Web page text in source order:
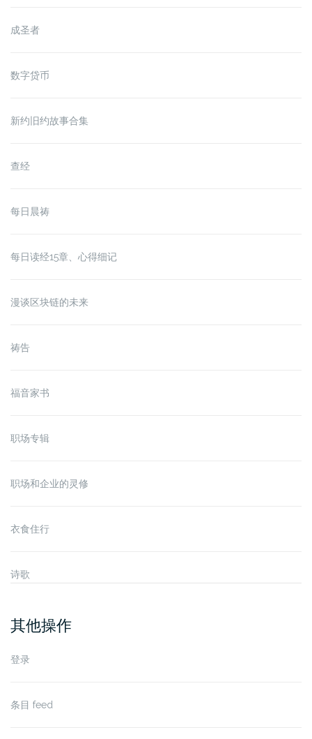
成圣者
数字贷币
新约旧约故事合集
查经
每日晨祷
每日读经15章、心得细记
漫谈区块链的未来
祷告
福音家书
职场专辑
职场和企业的灵修
衣食住行
诗歌
其他操作
登录
条目 feed